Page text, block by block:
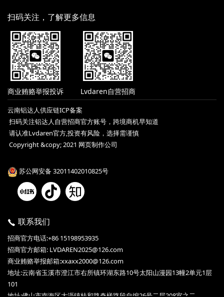
扫码关注，了解更多信息
商业贿赂举报投诉 Lvdaren自营招商
云南铝达人供应链ICP备案
扫码关注铝达人自营招商官方账号，跨境商机早知道
请认准Lvdaren官方,投资有风险，选择需谨慎
Copyright &copy; 2021 网页制作公司
苏公网安备 32011402010825号
联系我们
招商官方电话:+86 15198953935
招商官方邮箱: LVDAREN2025@126.com
商业贿赂举报邮箱:xxaxx2000@126.com
地址:云南省玉溪市澄江市右所镇环湖东路10号太阳山漫园13幢2单元1层
101